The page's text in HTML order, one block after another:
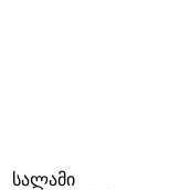
სალამი